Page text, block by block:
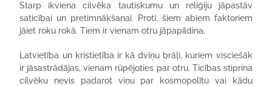
Starp ikviena cilvēka tautiskumu un reliģiju jāpastāv
saticībai un pretimnākšanai. Proti, šiem abiem faktoriem
jāiet roku rokā. Tiem ir vienam otru jāpapildina.
Latvietība un kristietība ir kā dvīņu brāļi, kuriem visciešāk
ir jāsastrādājas, vienam rūpējoties par otru. Ticības stiprina
cilvēku nevis padarot viņu par kosmopolītu vai kādu